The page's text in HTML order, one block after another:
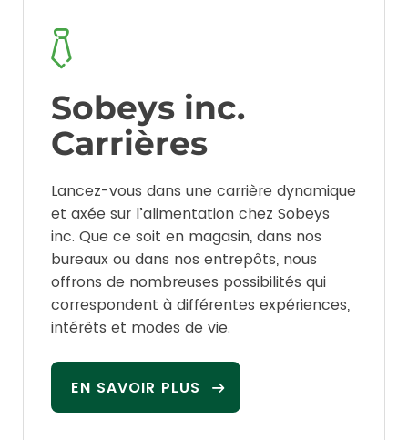
Sobeys inc.
Carrières
Lancez-vous dans une carrière dynamique
et axée sur l’alimentation chez Sobeys
inc. Que ce soit en magasin, dans nos
bureaux ou dans nos entrepôts, nous
offrons de nombreuses possibilités qui
correspondent à différentes expériences,
intérêts et modes de vie.
EN SAVOIR PLUS